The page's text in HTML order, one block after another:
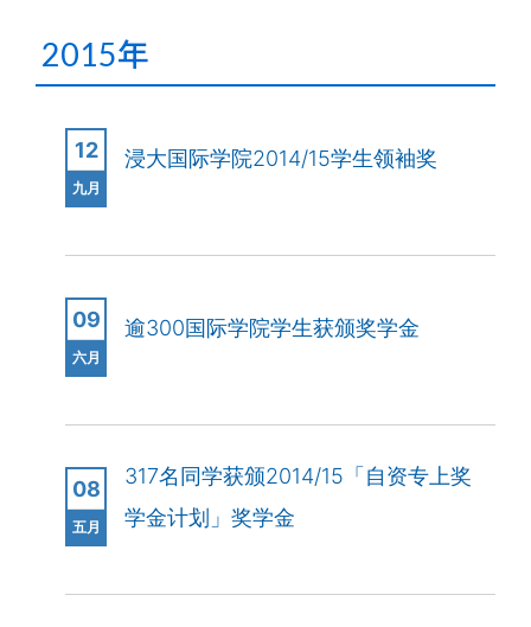
2015年
12
九月
浸大国际学院2014/15学生领袖奖
09
六月
逾300国际学院学生获颁奖学金
08
五月
317名同学获颁2014/15「自资专上奖
学金计划」奖学金